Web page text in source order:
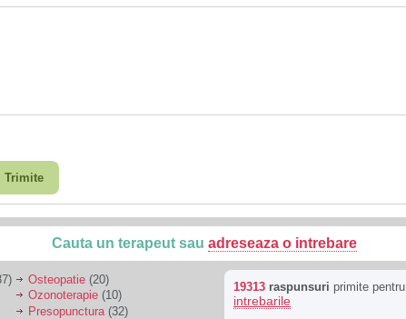
Trimite
Cauta un terapeut sau adreseaza o intrebare
Osteopatie (20)
Ozonoterapie (10)
Presopunctura (32)
19313 raspunsuri primite pentru
intrebarile